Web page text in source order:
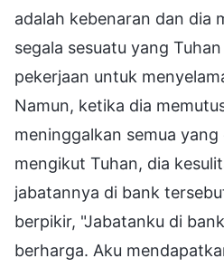
adalah kebenaran dan dia
segala sesuatu yang
pekerjaan untuk
Namun, ketika dia
meninggalkan semua yang
mengikut Tuhan, dia
jabatannya di bank
berpikir, "Jabatanku di
berharga. Aku